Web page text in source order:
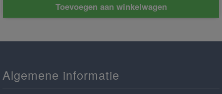
Toevoegen aan winkelwagen
Algemene informatie